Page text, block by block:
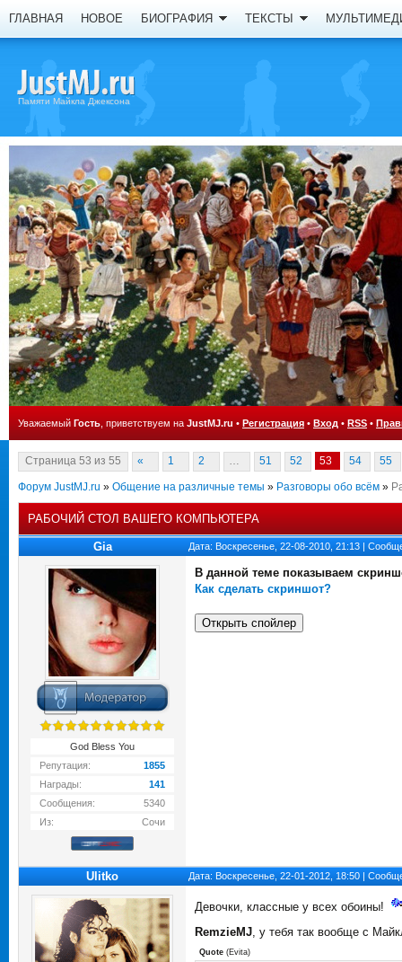
ГЛАВНАЯ НОВОЕ БИОГРАФИЯ ТЕКСТЫ
Памяти Майкла Джексона
Уважаемый Гость , приветствуем на JustMJ.ru • Регистрация • Вход • RSS •
Страница 53 из 55 « 1 2 … 51 52 53 54 55
Форум JustMJ.ru » Общение на различные темы » Разговоры обо всём »
РАБОЧИЙ СТОЛ ВАШЕГО КОМПЬЮТЕРА
Gia Дата: Воскресенье, 22-08-2010, 21:13 |
God Bless You
Репутация:
1855
Награды:
141
Сообщения:
5340
Из:
Сочи
В данной теме показываем
Как сделать скриншот?
Ulitko Дата: Воскресенье, 22-01-2012, 18:50 |
Девочки, классные у всех обоины!
RemzieMJ , у тебя так вообще с
Quote (Evita)